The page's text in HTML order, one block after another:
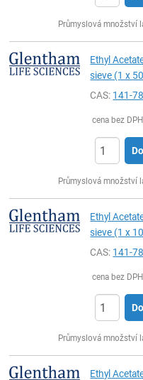
Průmyslová množství
Ethyl
sieve (1 x
CAS: 141-
cena bez DPH
Průmyslová množství
Ethyl
sieve (1 x
CAS: 141-
cena bez DPH
Průmyslová množství
Ethyl